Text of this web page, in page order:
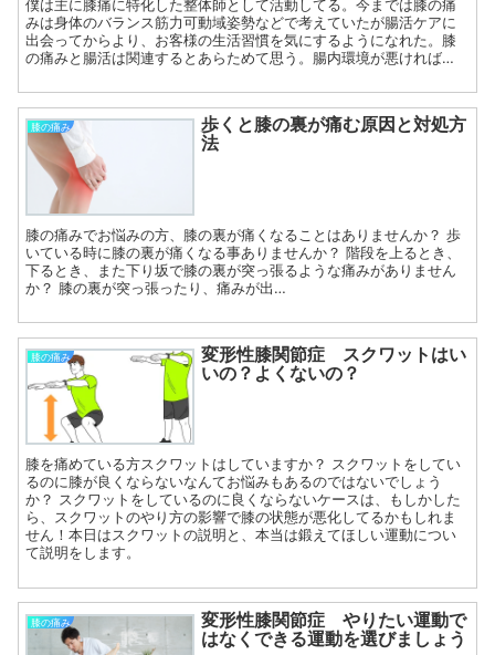
僕は主に膝痛に特化した整体師として活動してる。今までは膝の痛
みは身体のバランス筋力可動域姿勢などで考えていたが腸活ケアに
出会ってからより、お客様の生活習慣を気にするようになれた。膝
の痛みと腸活は関連するとあらためて思う。腸内環境が悪ければ…
膝の痛み
歩くと膝の裏が痛む原因と対処方
法
膝の痛みでお悩みの方、膝の裏が痛くなることはありませんか？ 歩
いている時に膝の裏が痛くなる事ありませんか？ 階段を上るとき、
下るとき、また下り坂で膝の裏が突っ張るような痛みがありません
か？ 膝の裏が突っ張ったり、痛みが出…
膝の痛み
変形性膝関節症 スクワットはい
いの？よくないの？
膝を痛めている方スクワットはしていますか？ スクワットをしてい
るのに膝が良くならないなんてお悩みもあるのではないでしょう
か？ スクワットをしているのに良くならないケースは、もしかした
ら、スクワットのやり方の影響で膝の状態が悪化してるかもしれま
せん！本日はスクワットの説明と、本当は鍛えてほしい運動につい
て説明をします。
膝の痛み
変形性膝関節症 やりたい運動で
はなくできる運動を選びましょう